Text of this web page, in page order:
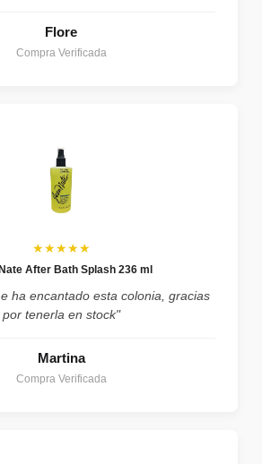
Flore
Compra Verificada
★★★★★
After Bath Splash 236 ml
ha encantado esta colonia, gracias
por tenerla en stock"
Martina
Compra Verificada